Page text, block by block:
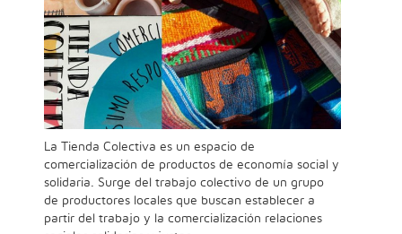
La Tienda Colectiva es un espacio de
comercialización de productos de economía social y
solidaria. Surge del trabajo colectivo de un grupo
de productores locales que buscan establecer a
partir del trabajo y la comercialización relaciones